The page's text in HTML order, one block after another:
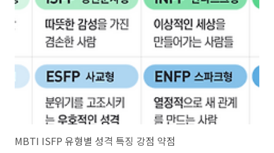
용하며, 자신이 관계하는 사람이나 일에 대하여 강하고 성실합니다. 또한
자신이 지향하는 이상에 대하여는 정열적인 신념을 지니고 있습니다.
MBTI 유형별 성격 특징 강점 약점(클릭) ..
MBTI ISFP 유형별 성격 특징 강점 약점